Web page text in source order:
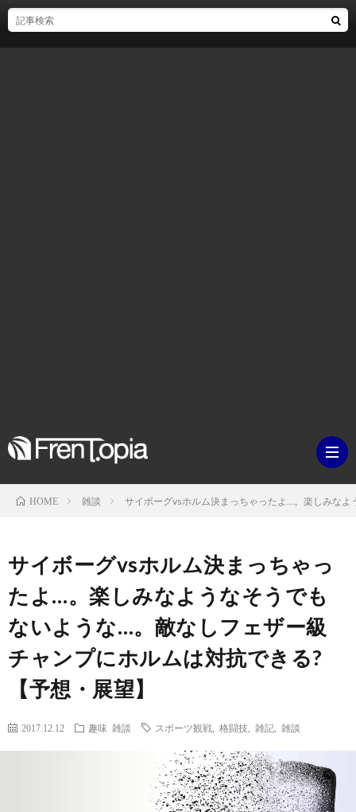
ン
ナ
ン
グ
ン
ラ
ー
HOME 雑談 サイボーグvsホルム決まっちゃったよ…。楽しみな
サイボーグvsホルム決まっちゃっ
たよ…。楽しみなようなそうでも
ないような…。敵なしフェザー級
チャンプにホルムは対抗できる?
【予想・展望】
2017.12.12 趣味 雑談 スポーツ観戦 格闘技 雑記 雑談